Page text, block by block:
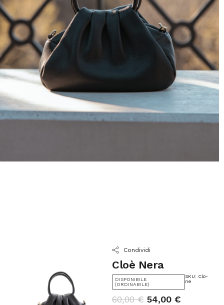
Condividi
Cloè Nera
DISPONIBILE
(ORDINABILE)
SKU: Clo-
ne
60,00€ 54,00 €